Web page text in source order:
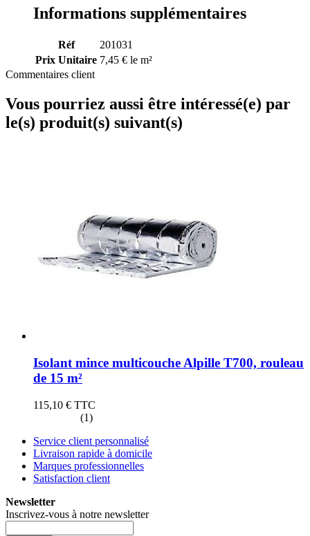
Informations supplémentaires
Réf
201031
Prix Unitaire 7,45 € le m²
Commentaires client
Vous pourriez aussi être intéressé(e) par
le(s) produit(s) suivant(s)
Isolant mince multicouche Alpille T700, rouleau
de 15 m²
115,10 € TTC
(1)
Service client personnalisé
Livraison rapide à domicile
Marques professionnelles
Satisfaction client
Newsletter
Inscrivez-vous à notre newsletter